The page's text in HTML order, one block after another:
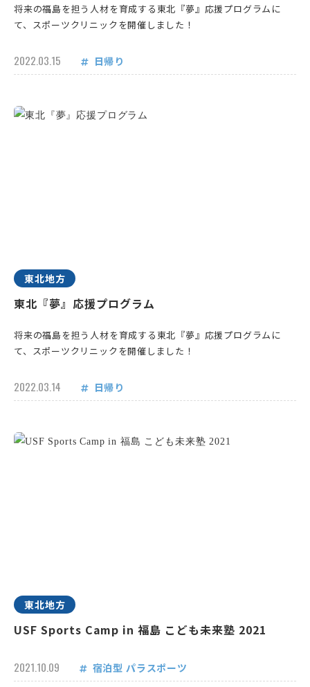
将来の福島を担う人材を育成する東北『夢』応援プログラムに
て、スポーツクリニックを開催しました！
2022.03.15 日帰り
東北地方
東北『夢』応援プログラム
将来の福島を担う人材を育成する東北『夢』応援プログラムに
て、スポーツクリニックを開催しました！
2022.03.14 日帰り
東北地方
USF Sports Camp in 福島 こども未来塾 2021
2021.10.09 宿泊型 パラスポーツ